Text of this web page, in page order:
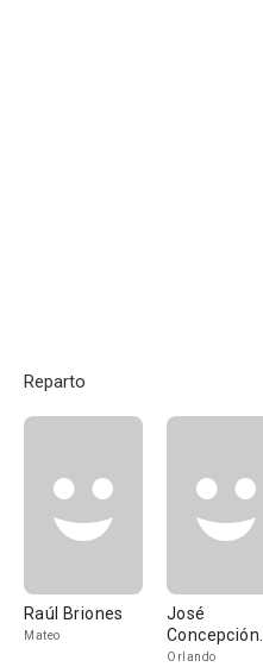
Reparto
Raúl Briones
Mateo
José
Concepción
Macías
Orlando